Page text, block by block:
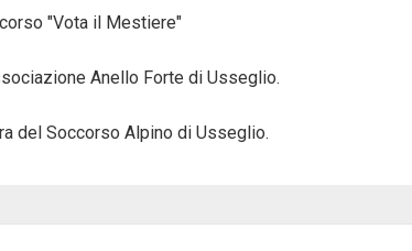
"Vota il Mestiere"
Anello Forte di Usseglio.
del Soccorso Alpino di Usseglio.